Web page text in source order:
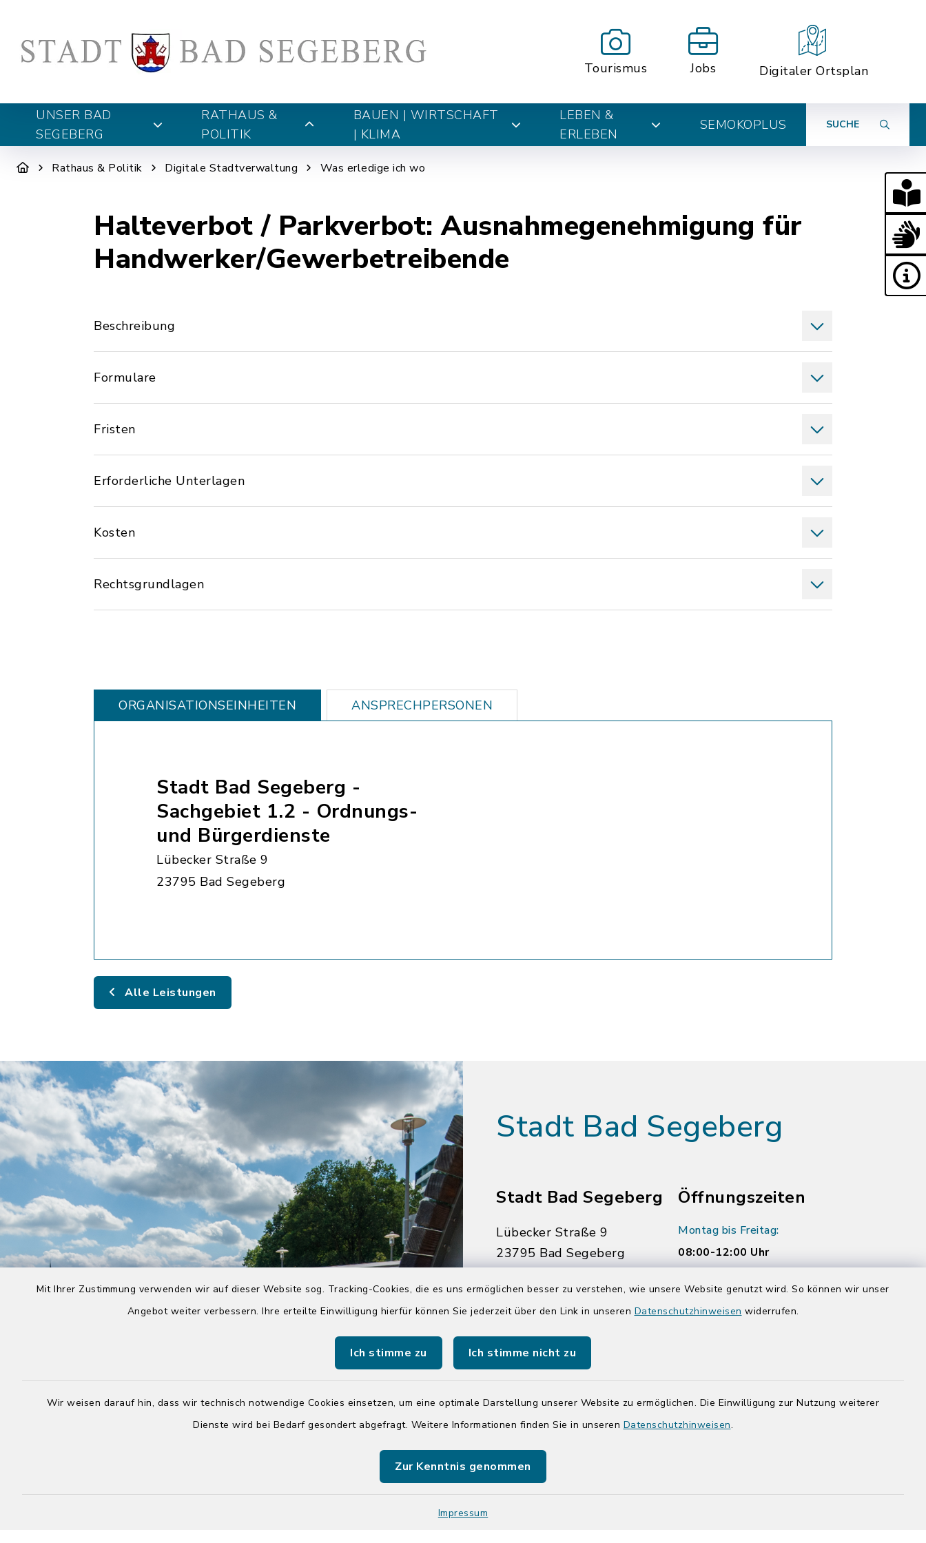
Mit Ihrer Zustimmung verwenden wir auf dieser Website sog. Tracking-Cookies, die es uns ermöglichen besser zu verstehen, wie unsere Website genutzt wird. So können wir unser
Angebot weiter verbessern. Ihre erteilte Einwilligung hierfür können Sie jederzeit über den Link in unseren Datenschutzhinweisen widerrufen.
Ich stimme zu Ich stimme nicht zu
Wir weisen darauf hin, dass wir technisch notwendige Cookies einsetzen, um eine optimale Darstellung unserer Website zu ermöglichen. Die Einwilligung zur Nutzung weiterer
Dienste wird bei Bedarf gesondert abgefragt. Weitere Informationen finden Sie in unseren Datenschutzhinweisen.
Zur Kenntnis genommen
Impressum
Tourismus Jobs Digitaler Ortsplan
UNSER BAD
SEGEBERG
RATHAUS &
POLITIK
BAUEN | WIRTSCHAFT
| KLIMA
LEBEN &
ERLEBEN
SEMOKOPLUS SUCHE
Rathaus & Politik Digitale Stadtverwaltung Was erledige ich wo
Halteverbot / Parkverbot: Ausnahmegenehmigung für
Handwerker/Gewerbetreibende
Beschreibung
Formulare
Fristen
Erforderliche Unterlagen
Kosten
Rechtsgrundlagen
ORGANISATIONS­EINHEITEN ANSPRECHPERSONEN
Stadt Bad Segeberg -
Sachgebiet 1.2 - Ordnungs-
und Bürgerdienste
Lübecker Straße 9
23795 Bad Segeberg
Alle Leistungen
Stadt Bad Segeberg
Stadt Bad Segeberg
Lübecker Straße 9
23795 Bad Segeberg
04551 964-0
04551 964-111
youtube
Öffnungszeiten
Montag bis Freitag:
08:00-12:00 Uhr
Donnerstag zusätzlich:
14:00-17:00 Uhr
Quicklinks
Kreis Segeberg
Tourist-Info der Stadt Bad